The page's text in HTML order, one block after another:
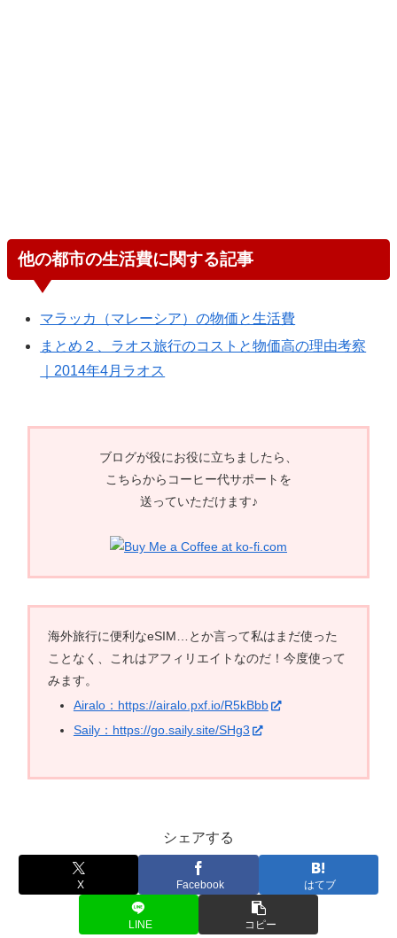
他の都市の生活費に関する記事
マラッカ（マレーシア）の物価と生活費
まとめ２、ラオス旅行のコストと物価高の理由考察
｜2014年4月ラオス
ブログが役にお役に立ちましたら、
こちらからコーヒー代サポートを
送っていただけます♪
海外旅行に便利なeSIM…とか言って私はまだ使った
ことなく、これはアフィリエイトなのだ！今度使って
みます。
Airalo：https://airalo.pxf.io/R5kBbb
Saily：https://go.saily.site/SHg3
シェアする
X Facebook はてブ
LINE コピー